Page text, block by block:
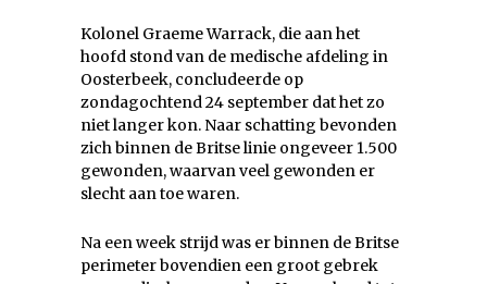
Kolonel Graeme Warrack, die aan het
hoofd stond van de medische afdeling in
Oosterbeek, concludeerde op
zondagochtend 24 september dat het zo
niet langer kon. Naar schatting bevonden
zich binnen de Britse linie ongeveer 1.500
gewonden, waarvan veel gewonden er
slecht aan toe waren.
Na een week strijd was er binnen de Britse
perimeter bovendien een groot gebrek